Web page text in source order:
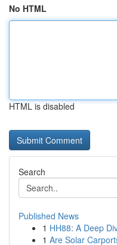
No HTML
HTML is disabled
Search
Published News
1 HH88: A Deep
1 Are Solar